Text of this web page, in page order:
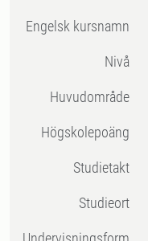
Engelsk kursnamn
Nivå
Huvudområde
högskolepoäng
Studietakt
Studieort